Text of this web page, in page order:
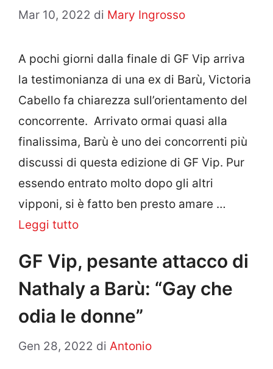
Mar 10, 2022 di Mary Ingrosso
A pochi giorni dalla finale di GF Vip arriva
la testimonianza di una ex di Barù, Victoria
Cabello fa chiarezza sull’orientamento del
concorrente. Arrivato ormai quasi alla
finalissima, Barù è uno dei concorrenti più
discussi di questa edizione di GF Vip. Pur
essendo entrato molto dopo gli altri
vipponi, si è fatto ben presto amare …
Leggi tutto
GF Vip, pesante attacco di
Nathaly a Barù: “Gay che
odia le donne”
Gen 28, 2022 di Antonio